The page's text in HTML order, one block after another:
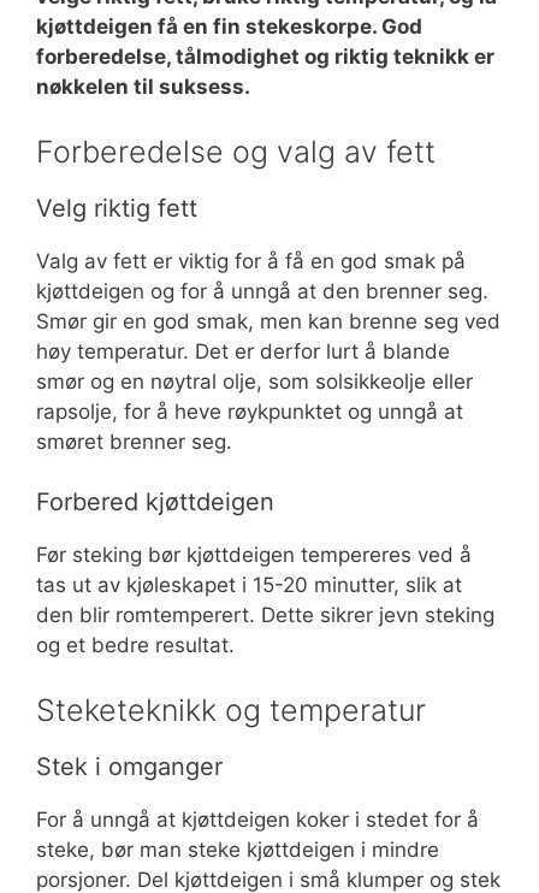
kjøttdeigen få en fin stekeskorpe. God
forberedelse, tålmodighet og riktig teknikk er
nøkkelen til suksess.
Forberedelse og valg av fett
Velg riktig fett
Valg av fett er viktig for å få en god smak på
kjøttdeigen og for å unngå at den brenner seg.
Smør gir en god smak, men kan brenne seg ved
høy temperatur. Det er derfor lurt å blande
smør og en nøytral olje, som solsikkeolje eller
rapsolje, for å heve røykpunktet og unngå at
smøret brenner seg.
Forbered kjøttdeigen
Før steking bør kjøttdeigen tempereres ved å
tas ut av kjøleskapet i 15-20 minutter, slik at
den blir romtemperert. Dette sikrer jevn steking
og et bedre resultat.
Steketeknikk og temperatur
Stek i omganger
For å unngå at kjøttdeigen koker i stedet for å
steke, bør man steke kjøttdeigen i mindre
porsjoner. Del kjøttdeigen i små klumper og stek